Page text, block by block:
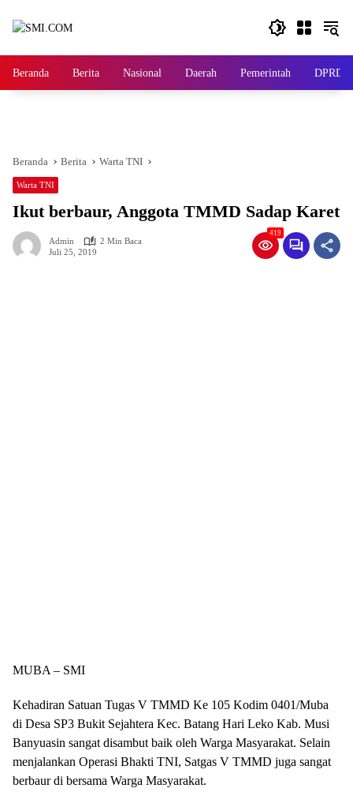
Beranda Berita Nasional Daerah Pemerintah DPRD
Beranda Berita Warta TNI
Warta TNI
Ikut berbaur, Anggota TMMD Sadap Karet
Admin
2 Min Baca
Juli 25, 2019
419
MUBA – SMI
Kehadiran Satuan Tugas V TMMD Ke 105 Kodim 0401/Muba
di Desa SP3 Bukit Sejahtera Kec. Batang Hari Leko Kab. Musi
Banyuasin sangat disambut baik oleh Warga Masyarakat. Selain
menjalankan Operasi Bhakti TNI, Satgas V TMMD juga sangat
berbaur di bersama Warga Masyarakat.